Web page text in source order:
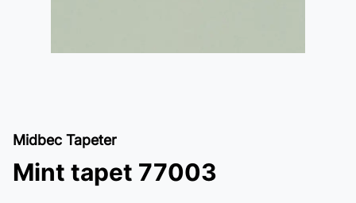
Midbec Tapeter
Mint tapet 77003